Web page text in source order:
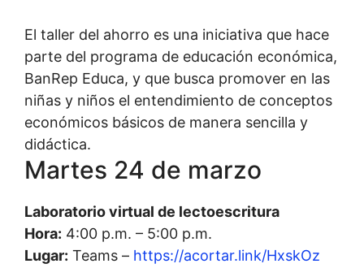
El taller del ahorro es una iniciativa que hace
parte del programa de educación económica,
BanRep Educa, y que busca promover en las
niñas y niños el entendimiento de conceptos
económicos básicos de manera sencilla y
didáctica.
Martes 24 de marzo
Laboratorio virtual de lectoescritura
Hora: 4:00 p.m. – 5:00 p.m.
Lugar: Teams – https://acortar.link/HxskOz